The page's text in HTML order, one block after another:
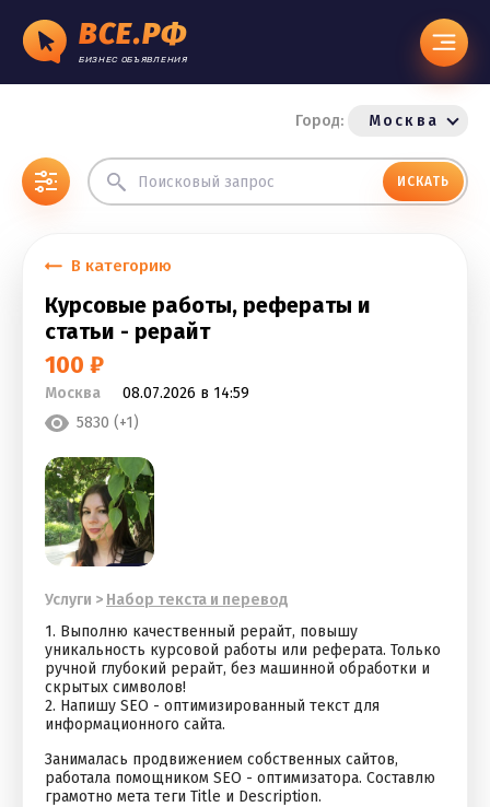
ВСЕ.РФ
БИЗНЕС ОБЪЯВЛЕНИЯ
Город: Москва
ИСКАТЬ
В категорию
Курсовые работы, рефераты и
статьи - рерайт
100 ₽
Москва
08.07.2026 в 14:59
5830 (+1)
Услуги > Набор текста и перевод
1. Выполню качественный рерайт, повышу
уникальность курсовой работы или реферата. Только
ручной глубокий рерайт, без машинной обработки и
скрытых символов!
2. Напишу SEO - оптимизированный текст для
информационного сайта.
Занималась продвижением собственных сайтов,
работала помощником SEO - оптимизатора. Составлю
грамотно мета теги Title и Description.